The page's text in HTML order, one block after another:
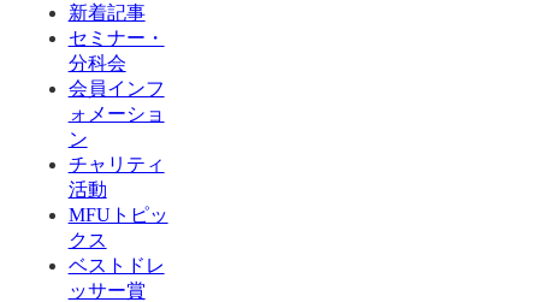
新着記事
セミナー・
分科会
会員インフ
ォメーショ
ン
チャリティ
活動
MFUトピッ
クス
ベストドレ
ッサー賞